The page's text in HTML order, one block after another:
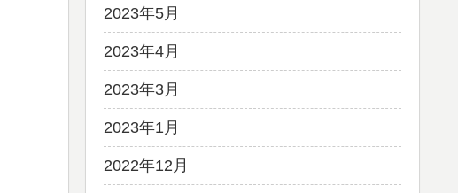
2023年5月
2023年4月
2023年3月
2023年1月
2022年12月